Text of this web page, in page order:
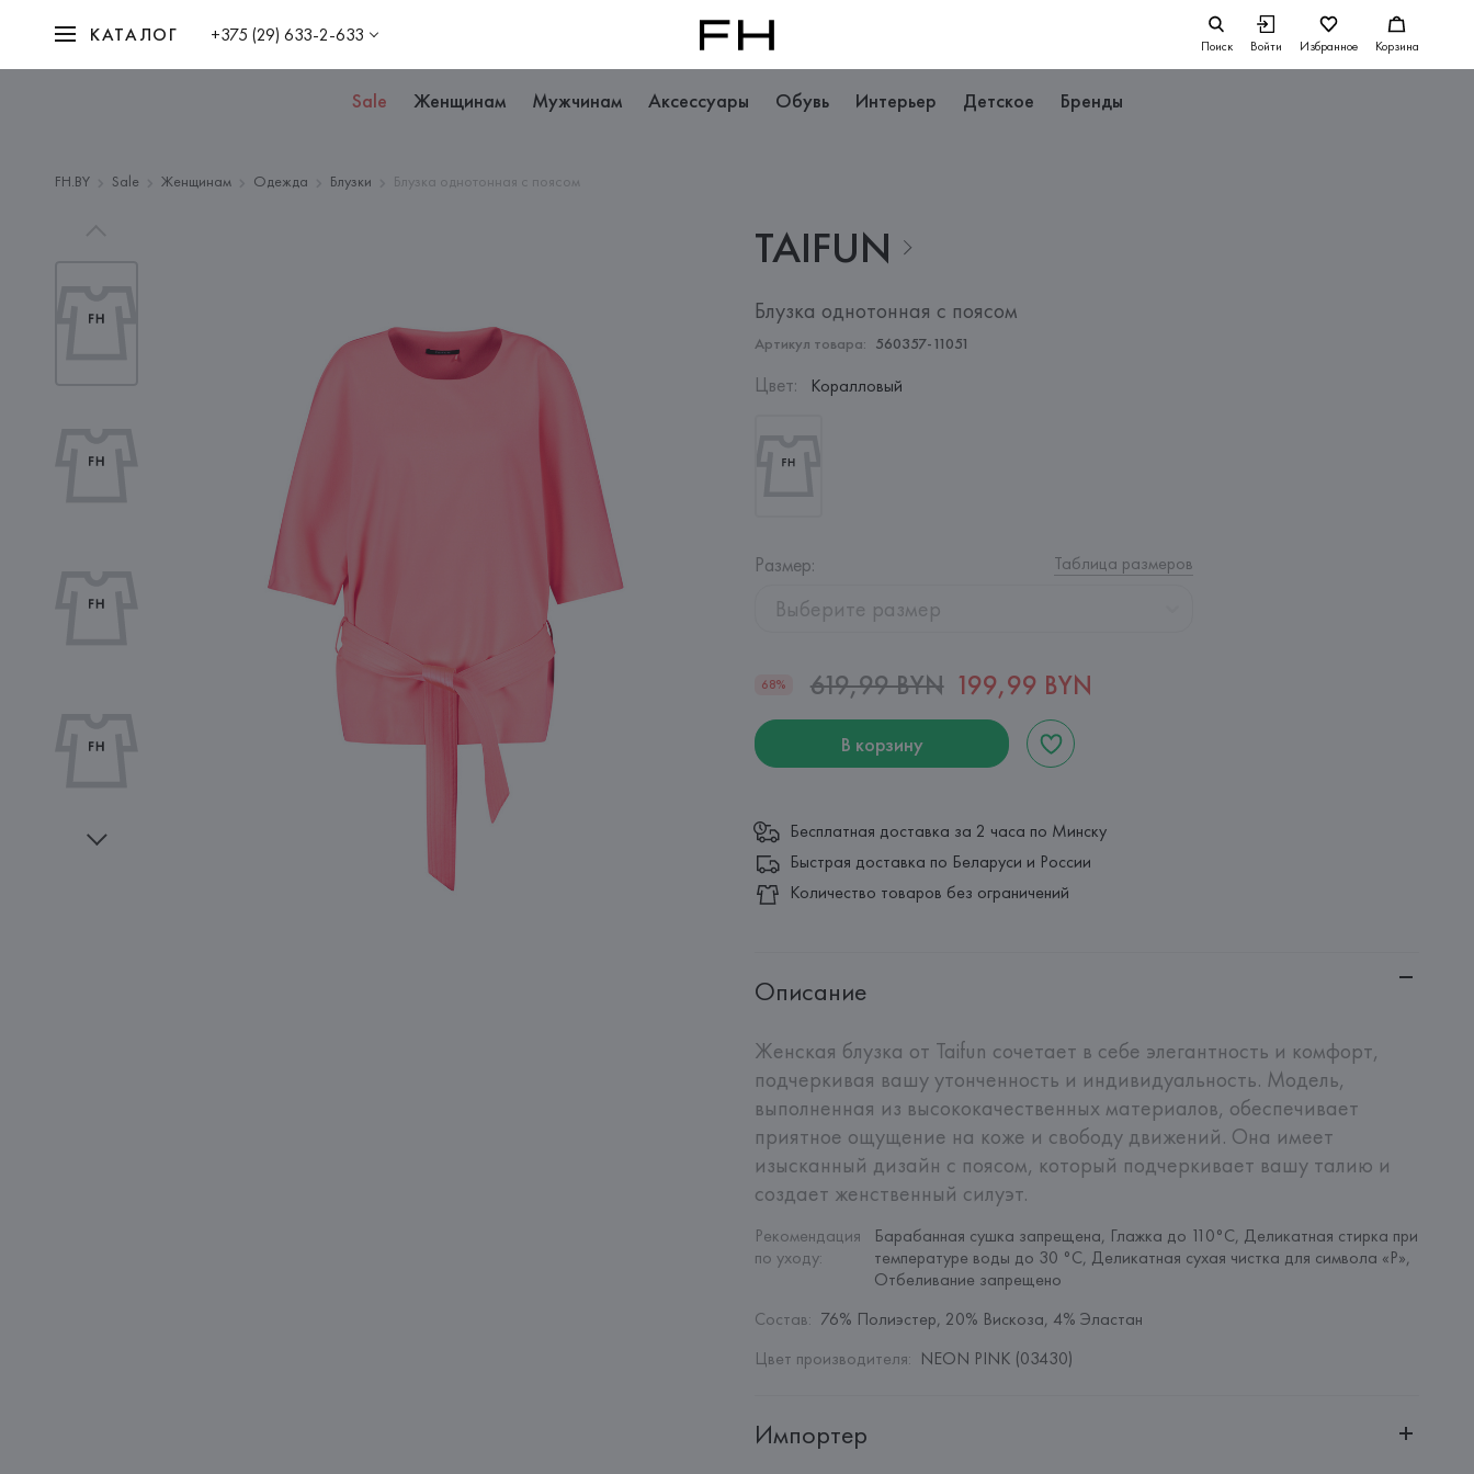
КАТАЛОГ +375 (29) 633-2-633 Поиск Войти Избранное Корзина
Sale Женщинам Мужчинам Аксессуары Обувь Интерьер Детское Бренды
FH.BY Sale Женщинам Одежда Блузки Блузка однотонная с поясом
TAIFUN
Блузка однотонная с поясом
Артикул товара: 560357-11051
Цвет: Коралловый
Размер: Таблица размеров
Выберите размер
68% 619,99 BYN 199,99 BYN
В корзину
Бесплатная доставка за 2 часа по Минску
Быстрая доставка по Беларуси и России
Количество товаров без ограничений
Описание
Женская блузка от Taifun сочетает в себе элегантность и комфорт,
подчеркивая вашу утонченность и индивидуальность. Модель,
выполненная из высококачественных материалов, обеспечивает
приятное ощущение на коже и свободу движений. Она имеет
изысканный дизайн с поясом, который подчеркивает вашу талию и
создает женственный силуэт.
Рекомендация
по уходу:
Барабанная сушка запрещена, Глажка до 110°C, Деликатная стирка при
температуре воды до 30 °C, Деликатная сухая чистка для символа «P»,
Отбеливание запрещено
Состав: 76% Полиэстер, 20% Вискоза, 4% Эластан
Цвет производителя: NEON PINK (03430)
Импортер